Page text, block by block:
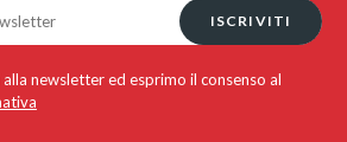
ISCRIVITI
newsletter ed esprimo il consenso al